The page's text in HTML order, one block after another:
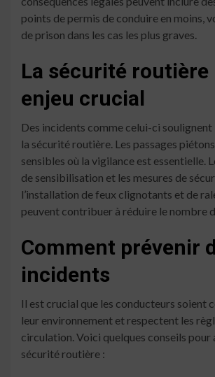
points de permis de conduire en moins,
de prison dans les cas les plus graves.
La sécurité routière
enjeu crucial
Des incidents comme celui-ci soulignent
la sécurité routière. Les passages
sensibles où la vigilance est essentielle.
de sensibilisation et les mesures de
l’installation de feux clignotants et de
peuvent contribuer à réduire le nombre
Comment prévenir
incidents
Il est crucial que les conducteurs soient
leur environnement et respectent les
circulation. Voici quelques conseils pour
sécurité routière :